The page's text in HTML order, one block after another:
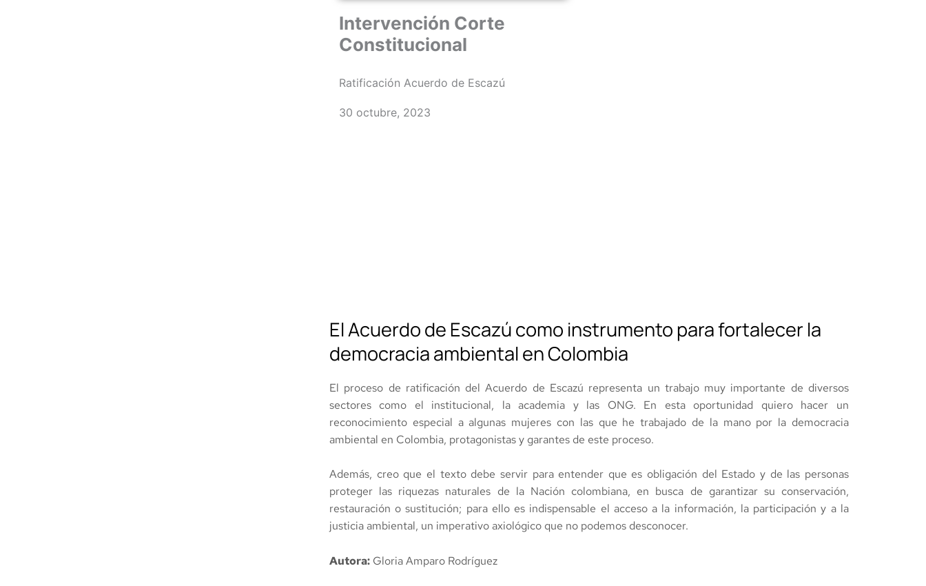
Intervención Corte
Constitucional
Ratificación Acuerdo de Escazú
30 octubre, 2023
El Acuerdo de Escazú como instrumento para fortalecer la
democracia ambiental en Colombia
El proceso de ratificación del Acuerdo de Escazú representa un trabajo muy importante de diversos
sectores como el institucional, la academia y las ONG. En esta oportunidad quiero hacer un
reconocimiento especial a algunas mujeres con las que he trabajado de la mano por la democracia
ambiental en Colombia, protagonistas y garantes de este proceso.
Además, creo que el texto debe servir para entender que es obligación del Estado y de las personas
proteger las riquezas naturales de la Nación colombiana, en busca de garantizar su conservación,
restauración o sustitución; para ello es indispensable el acceso a la información, la participación y a la
justicia ambiental, un imperativo axiológico que no podemos desconocer.
Autora:Gloria Amparo Rodríguez